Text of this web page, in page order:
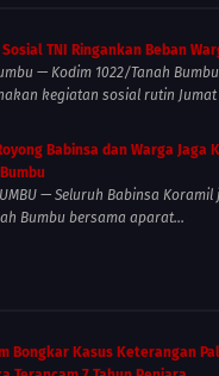
TNI Ringankan Beban
— Kodim 1022/Tanah
kegiatan sosial rutin Jumat
Babinsa dan Warga Jaga
— Seluruh Babinsa
Bumbu bersama aparat...
Bongkar Kasus Keterangan